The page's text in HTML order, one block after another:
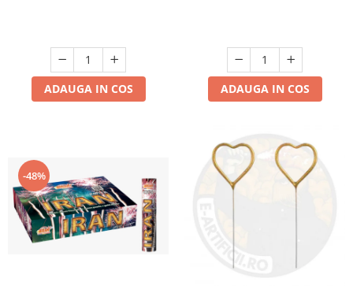
ADAUGA IN COS ADAUGA IN COS
-48%